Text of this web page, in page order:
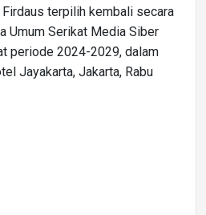
Firdaus terpilih kembali secara
Umum Serikat Media Siber
periode 2024-2029, dalam
Jayakarta, Jakarta, Rabu